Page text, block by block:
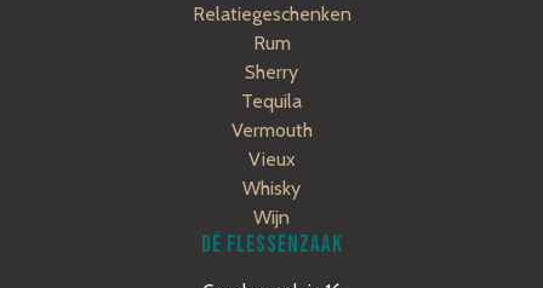
Relatiegeschenken
Rum
Sherry
Tequila
Vermouth
Vieux
Whisky
Wijn
DÉ FLESSENZAAK